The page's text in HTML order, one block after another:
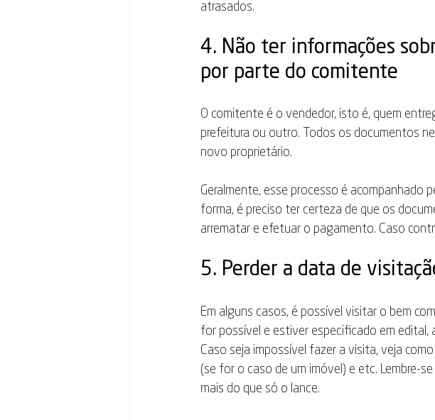
atrasados.
4. Não ter informações
por parte do comitente
O comitente é o vendedor, isto é, quem
prefeitura ou outro. Todos os documentos
novo proprietário.
Geralmente, esse processo é acompanhado
forma, é preciso ter certeza de que os
arrematar e efetuar o pagamento. Caso
5. Perder a data de
Em alguns casos, é possível visitar o bem
for possível e estiver especificado em
Caso seja impossível fazer a visita, veja
(se for o caso de um imóvel) e etc. Lembre-
mais do que só o lance.